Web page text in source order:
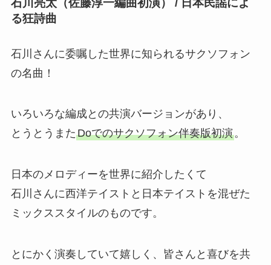
石川亮太（佐藤淳一編曲初演） / 日本民謡によ
る狂詩曲
石川さんに委嘱した世界に知られるサクソフォン
の名曲！
いろいろな編成との共演バージョンがあり、
とうとうまたDoでのサクソフォン伴奏版初演。
日本のメロディーを世界に紹介したくて
石川さんに西洋テイストと日本テイストを混ぜた
ミックススタイルのものです。
とにかく演奏していて嬉しく、皆さんと喜びを共